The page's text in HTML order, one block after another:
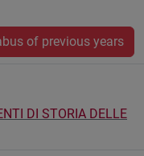
of previous years
DI STORIA DELLE